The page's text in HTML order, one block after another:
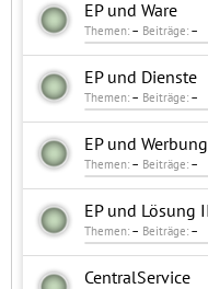
EP und Ware
Themen: – Beiträge: –
EP und Dienste
Themen: – Beiträge: –
EP und Werbung
Themen: – Beiträge: –
EP und Lösung II
Themen: – Beiträge: –
CentralService